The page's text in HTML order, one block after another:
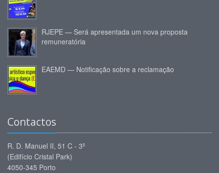
RJEPE — Será apresentada um nova proposta
remuneratória
EAEMD — Notificação sobre a reclamação
Contactos
R. D. Manuel II, 51 C - 3º
(Edifício Cristal Park)
4050-345 Porto